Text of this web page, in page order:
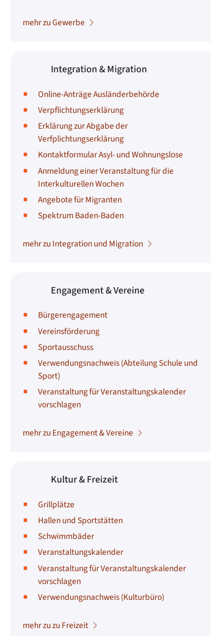
mehr zu Gewerbe
Integration & Migration
Online-Anträge Ausländerbehörde
Verpflichtungserklärung
Erklärung zur Abgabe der
Verfplichtungserklärung
Kontaktformular Asyl- und Wohnungslose
Anmeldung einer Veranstaltung für die
Interkulturellen Wochen
Angebote für Migranten
Spektrum Baden-Baden
mehr zu Integration und Migration
Engagement & Vereine
Bürgerengagement
Vereinsförderung
Sportausschuss
Verwendungsnachweis (Abteilung Schule und
Sport)
Veranstaltung für Veranstaltungskalender
vorschlagen
mehr zu Engagement & Vereine
Kultur & Freizeit
Grillplätze
Hallen und Sportstätten
Schwimmbäder
Veranstaltungskalender
Veranstaltung für Veranstaltungskalender
vorschlagen
Verwendungsnachweis (Kulturbüro)
mehr zu zu Freizeit